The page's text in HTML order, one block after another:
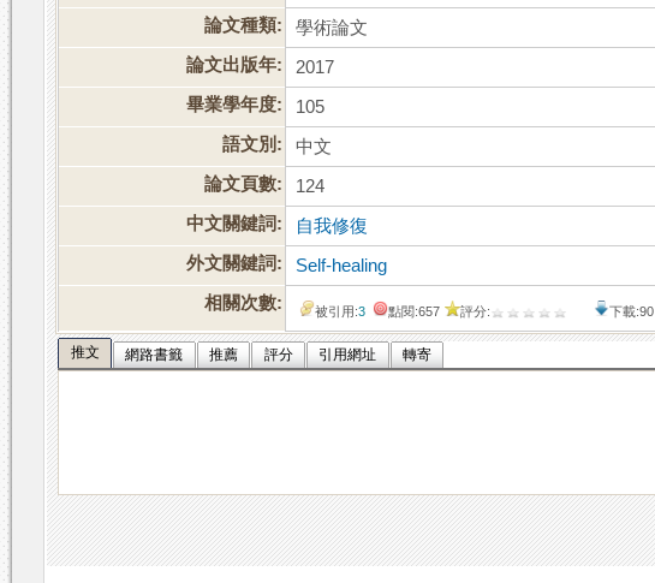
論文種類:
學術論文
論文出版年:
2017
畢業學年度:
105
語文別:
中文
論文頁數:
124
中文關鍵詞:
自我修復
外文關鍵詞:
Self-healing
相關次數:
被引用:3 點閱:657 評分: 下載:90
推文 網路書籤 推薦 評分 引用網址 轉寄